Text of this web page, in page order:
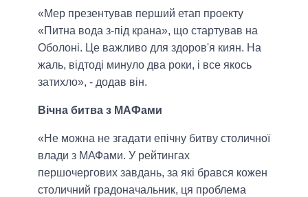
«Мер презентував перший етап проекту
«Питна вода з-під крана», що стартував на
Оболоні. Це важливо для здоров'я киян. На
жаль, відтоді минуло два роки, і все якось
затихло», - додав він.
Вічна битва з МАФами
«Не можна не згадати епічну битву столичної
влади з МАФами. У рейтингах
першочергових завдань, за які брався кожен
столичний градоначальник, ця проблема